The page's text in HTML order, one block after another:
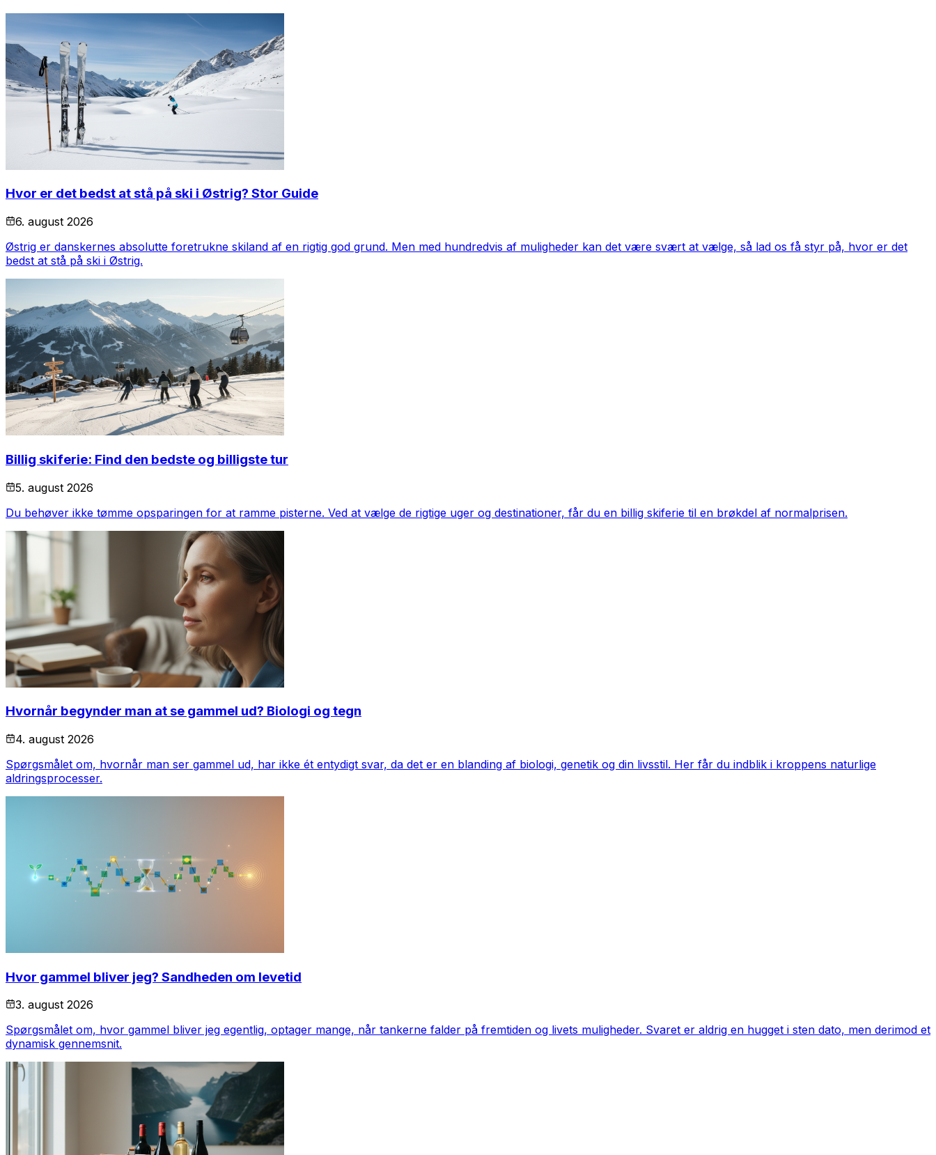
Hvor er det bedst at stå på ski i Østrig? Stor Guide
6. august 2026
Østrig er danskernes absolutte foretrukne skiland af en rigtig god grund. Men med hundredvis af muligheder kan det være svært at vælge, så lad os få styr på, hvor er det
bedst at stå på ski i Østrig.
Billig skiferie: Find den bedste og billigste tur
5. august 2026
Du behøver ikke tømme opsparingen for at ramme pisterne. Ved at vælge de rigtige uger og destinationer, får du en billig skiferie til en brøkdel af normalprisen.
Hvornår begynder man at se gammel ud? Biologi og tegn
4. august 2026
Spørgsmålet om, hvornår man ser gammel ud, har ikke ét entydigt svar, da det er en blanding af biologi, genetik og din livsstil. Her får du indblik i kroppens naturlige
aldringsprocesser.
Hvor gammel bliver jeg? Sandheden om levetid
3. august 2026
Spørgsmålet om, hvor gammel bliver jeg egentlig, optager mange, når tankerne falder på fremtiden og livets muligheder. Svaret er aldrig en hugget i sten dato, men derimod et
dynamisk gennemsnit.